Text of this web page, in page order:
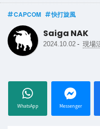
CAPCOM 快打旋風
Saiga NAK
2024.10.02 - 現場
WhatsApp Messenger